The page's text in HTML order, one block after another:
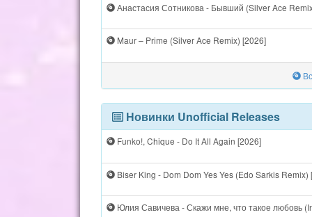
Анастасия Сотникова - Бывший (Silver Ace
Maur – Prime (Silver Ace Remix) [2026]
Новинки Unofficial Releases
Funko!, Chique - Do It All Again [2026]
Biser King - Dom Dom Yes Yes (Edo Sarkis Remix)
Юлия Савичева - Скажи мне, что такое любовь